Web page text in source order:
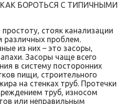
БОРОТЬСЯ С ТИПИЧНЫМИ
стояк канализации
различных проблем.
из них – это засоры‚
Засоры чаще всего
в систему посторонних
пищи‚ строительного
на стенках труб. Протечки
труб‚ износом
или неправильным